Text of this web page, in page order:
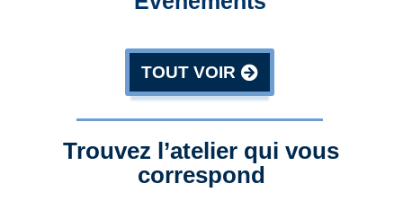
TOUT VOIR
Trouvez l’atelier qui vous
correspond